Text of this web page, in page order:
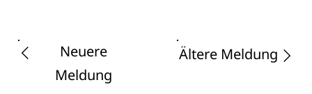
Neuere
Meldung
Ältere Meldung